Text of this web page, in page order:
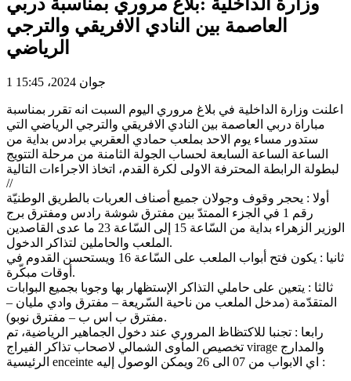
العاصمة بين النادي الافريقي والترجي
الرياضي
1 جوان 2024، 15:45
اعلنت وزارة الداخلية في بلاغ مروري اليوم السبت انه تقرر بمناسبة
مباراة دربي العاصمة بين النادي الافريقي والترجي الرياضي التي
ستدور مساء يوم الاحد بملعب حمادي العقربي برادس بداية من
الساعة الساعة السابعة لحساب الجولة الثامنة من مرحلة التتويج
لبطولة الرابطة المحترفة الاولى لكرة القدم، اتخاذ الاجراءات التالية
//
أولا : يحجر وقوف وجولان جميع أصناف العربات بالطريق الوطنيّة
رقم 1 في الجزء الممتدّ بين مفترق شوشة رادس ومفترق برج
الوزير الزهراء بداية من السّاعة 15 إلى السّاعة 23 ما عدى القاصدين
الملعب والحاملين لتذاكر الدخول.
ثانيا : يكون فتح أبواب الملعب على السّاعة 16 ويستحسن القدوم في
أوقات مبكّرة.
ثالثا : يتعين على حاملي التذاكر الإستظهار بها وجوبا بجميع البوابات
المتقدّمة (مدخل الملعب من ناحية السّريعة – مفترق وادي مليان –
مفترق ب اس ب – مفترق نوبو).
رابعا : تجنبا للاكتظاظ المروري عند دخول الجماهير الرياضية، تم
تخصيص المأوى الشمالي لاصحاب تذاكر الفيراج virage والمدارج
الرئيسية enceinte اي الابواب من 07 الى 26 ويمكن الوصول إليه :